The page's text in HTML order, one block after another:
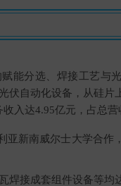
能分选、焊接工艺与
伏自动化设备，从硅片
入达4.95亿元，占总营
亚新南威尔士大学合作
焊接成套组件设备等均